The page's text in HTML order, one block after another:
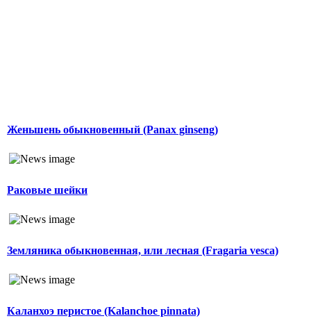
Женьшень обыкновенный (Panax ginseng)
Раковые шейки
Земляника обыкновенная, или лесная (Fragaria vesca)
Каланхоэ перистое (Kalanchoe pinnata)